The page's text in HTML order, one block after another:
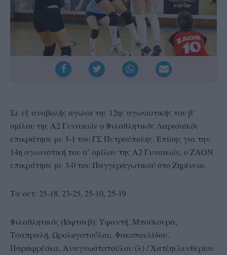
Σε εξ αναβολής αγώνα της 12ης αγωνιστικής του β’
ομίλου της Α2 Γυναικών ο Φιλαθλητικός Λαρισαϊκός
επικράτησε με 3-1 του ΓΣ Πετρούπολης. Επίσης για την
14η αγωνιστική του α’ ομίλου της Α2 Γυναικών, ο ΖΑΟΝ
επικράτησε με 3-0 του Παγγεραγωτικού στο Ζηρίνειο.
Τα σετ: 25-18, 23-25, 25-10, 25-19
Φιλαθλητικός (Ιόφτσεβ): Υφαντή, Μπούκουρα,
Τσαπραλή, Ωρολογοπούλου, Φακοπουλίδου,
Παραφρέσκα, Αναγνωστοπούλου (λ) / Χατζηελευθερίου